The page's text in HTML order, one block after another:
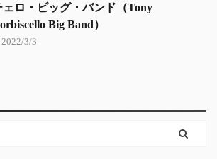
ェロ・ビッグ・バンド（Tony
Big Band）
2022/3/3